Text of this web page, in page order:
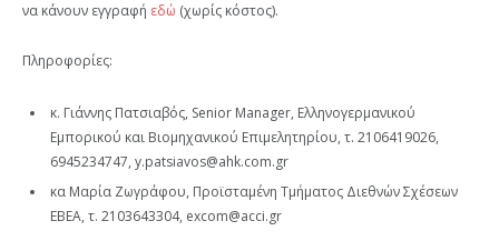
να κάνουν εγγραφή εδώ (χωρίς κόστος).
Πληροφορίες:
κ. Γιάννης Πατσιαβός, Senior Manager, Ελληνογερμανικού
Εμπορικού και Βιομηχανικού Επιμελητηρίου, τ. 2106419026,
6945234747, y.patsiavos@ahk.com.gr
κα Μαρία Ζωγράφου, Προϊσταμένη Τμήματος Διεθνών Σχέσεων
ΕΒΕΑ, τ. 2103643304, excom@acci.gr